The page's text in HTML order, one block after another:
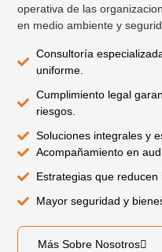
operativa de las
en medio ambiente y
Consultoría
uniforme.
Cumplimiento legal
riesgos.
Soluciones integrales y
Acompañamiento en
Estrategias que reducen
Mayor seguridad y
Más Sobre Nosotros